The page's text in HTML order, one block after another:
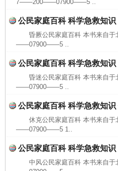
7——200——07900——5 ..
公民家庭百科 科学急救知识
昏厥公民家庭百科 本书来自
——07900——5 ..
公民家庭百科 科学急救知识
昏迷公民家庭百科 本书来自
——07900——5 ..
公民家庭百科 科学急救知识
休克公民家庭百科 本书来自
——07900——5 1..
公民家庭百科 科学急救知识
中风公民家庭百科 本书来自